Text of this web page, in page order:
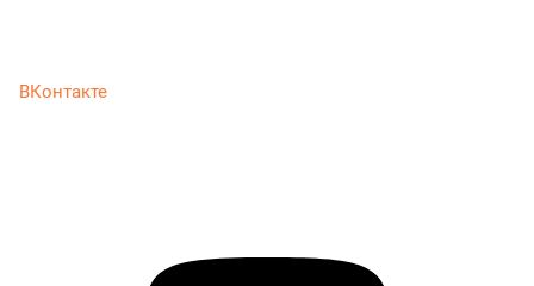
ВКонтакте